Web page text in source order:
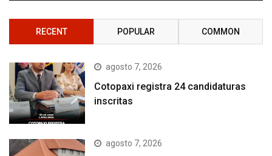
RECENT POPULAR COMMON
agosto 7, 2026
Cotopaxi registra 24 candidaturas
inscritas
agosto 7, 2026